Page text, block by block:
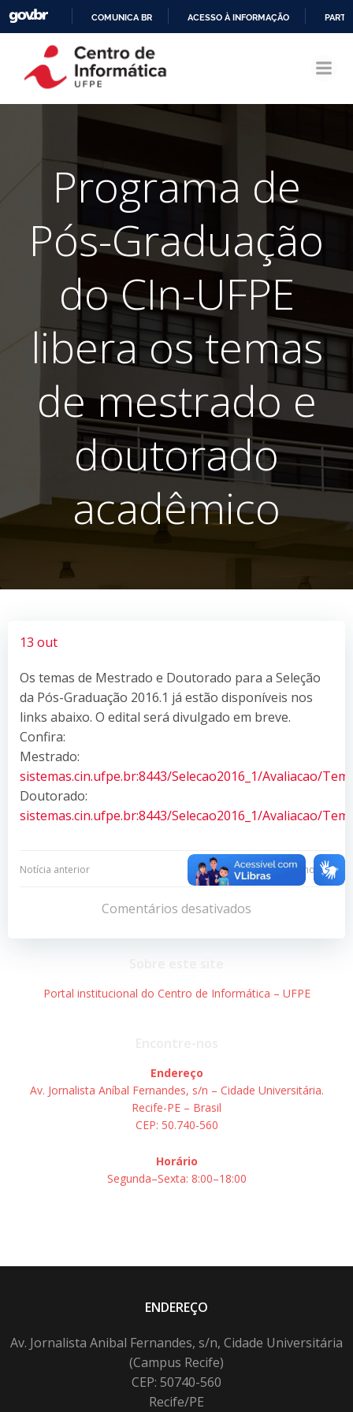
CONTEÚDO
COMUNICA BR ACESSO À INFORMAÇÃO
Programa de
Pós-Graduação
do CIn-UFPE
libera os temas
de mestrado e
doutorado
acadêmico
13 out
Os temas de Mestrado e Doutorado para a Seleção
da Pós-Graduação 2016.1 já estão disponíveis nos
links abaixo. O edital será divulgado em breve.
Confira:
Mestrado:
sistemas.cin.ufpe.br:8443/Selecao2016_1/Avaliacao/
Doutorado:
sistemas.cin.ufpe.br:8443/Selecao2016_1/Avaliacao/
Navegação
Post
Notícia anterior
Navegação
de
Post
Próxima notícia
Comentários desativados
Portal institucional do Centro de Informática – UFPE
Endereço
Av. Jornalista Aníbal Fernandes, s/n – Cidade Universitária.
Recife-PE – Brasil
CEP: 50.740-560
Horário
Segunda–Sexta: 8:00–18:00
ENDEREÇO
Av. Jornalista Anibal Fernandes, s/n, Cidade Universitária
(Campus Recife)
CEP: 50740-560
Recife/PE